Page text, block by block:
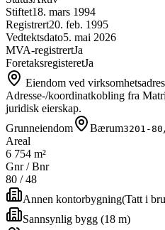
Stiftet18. mars 1994
Registrert20. feb. 1995
Vedtektsdato5. mai 2026
MVA-registrertJa
ForetaksregisteretJa
Eiendom ved
Adresse-/koordinatkobling fra
juridisk eierskap.
Grunneiendom
Bærum3201-
Areal
6 754 m²
Gnr / Bnr
80 /48
Annen kontorbygning(Tatt i
Sannsynlig bygg (18 m)